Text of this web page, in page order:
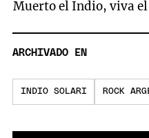
Muerto el Indio, viva
ARCHIVADO EN
INDIO SOLARI ROCK